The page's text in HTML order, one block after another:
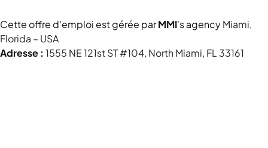
Cette offre d'emploi est gérée parMMI's agencyMiami,
Florida – USA
Adresse : 1555 NE 121st ST #104, North Miami, FL 33161